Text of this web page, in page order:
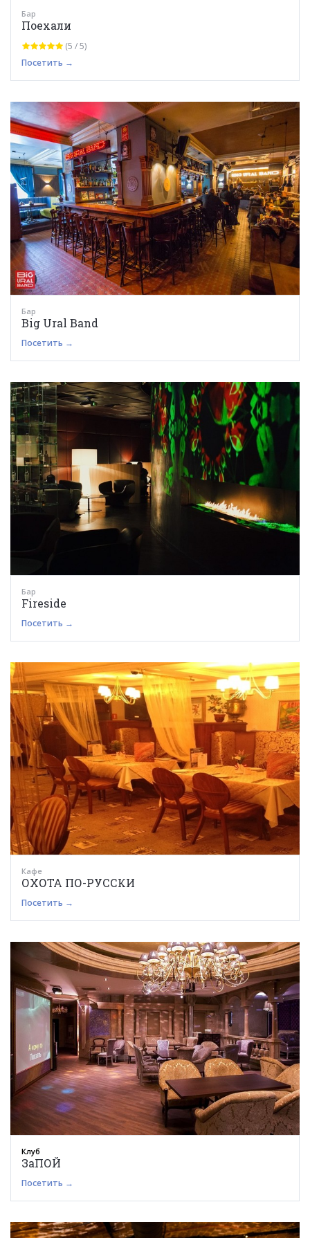
Бар
Поехали
(5 / 5)
Посетить →
Бар
Big Ural Band
Посетить →
Бар
Fireside
Посетить →
Кафе
ОХОТА ПО-РУССКИ
Посетить →
Клуб
ЗаПОЙ
Посетить →